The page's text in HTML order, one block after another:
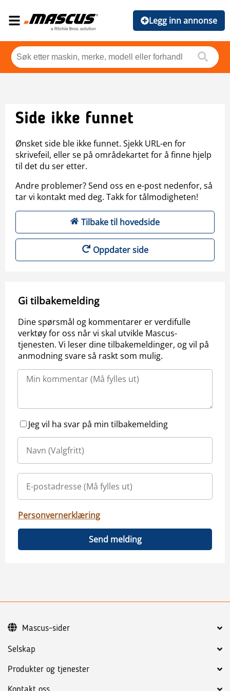
Legg inn annonse
Side ikke funnet
Ønsket side ble ikke funnet. Sjekk URL-en for
skrivefeil, eller se på områdekartet for å finne hjelp
til det du ser etter.
Andre problemer? Send oss en e-post nedenfor, så
tar vi kontakt med deg. Takk for tålmodigheten!
Tilbake til hovedside
Oppdater side
Gi tilbakemelding
Dine spørsmål og kommentarer er verdifulle
verktøy for oss når vi skal utvikle Mascus-
tjenesten. Vi leser dine tilbakemeldinger, og vil på
anmodning svare så raskt som mulig.
Jeg vil ha svar på min tilbakemelding
Personvernerklæring
Send melding
Selskap
Produkter og tjenester
Mascus-sider